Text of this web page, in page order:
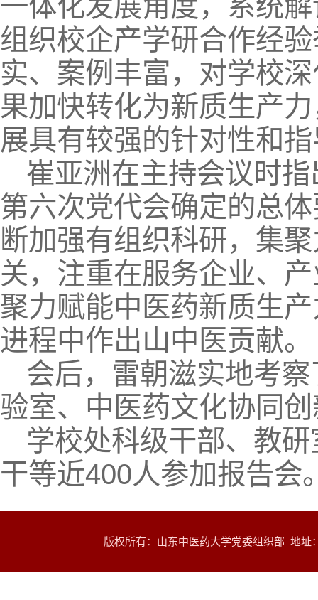
组织校企产学研合作经
实、案例丰富，对学校
果加快转化为新质生产
展具有较强的针对性和
崔亚洲在主持会议时
第六次党代会确定的总
断加强有组织科研，集
关，注重在服务企业、
聚力赋能中医药新质生
进程中作出山中医贡献。
会后，雷朝滋实地考
验室、中医药文化协同
学校处科级干部、教
干等近400人参加报告会
版权所有：山东中医药大学党委组织部 地址